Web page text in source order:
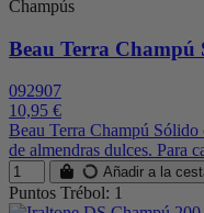
Champús
Beau Terra Champú
092907
10,95 €
Beau Terra Champú Sólido
de almendras dulces. Para
Añadir a la
Puntos Trébol: 1